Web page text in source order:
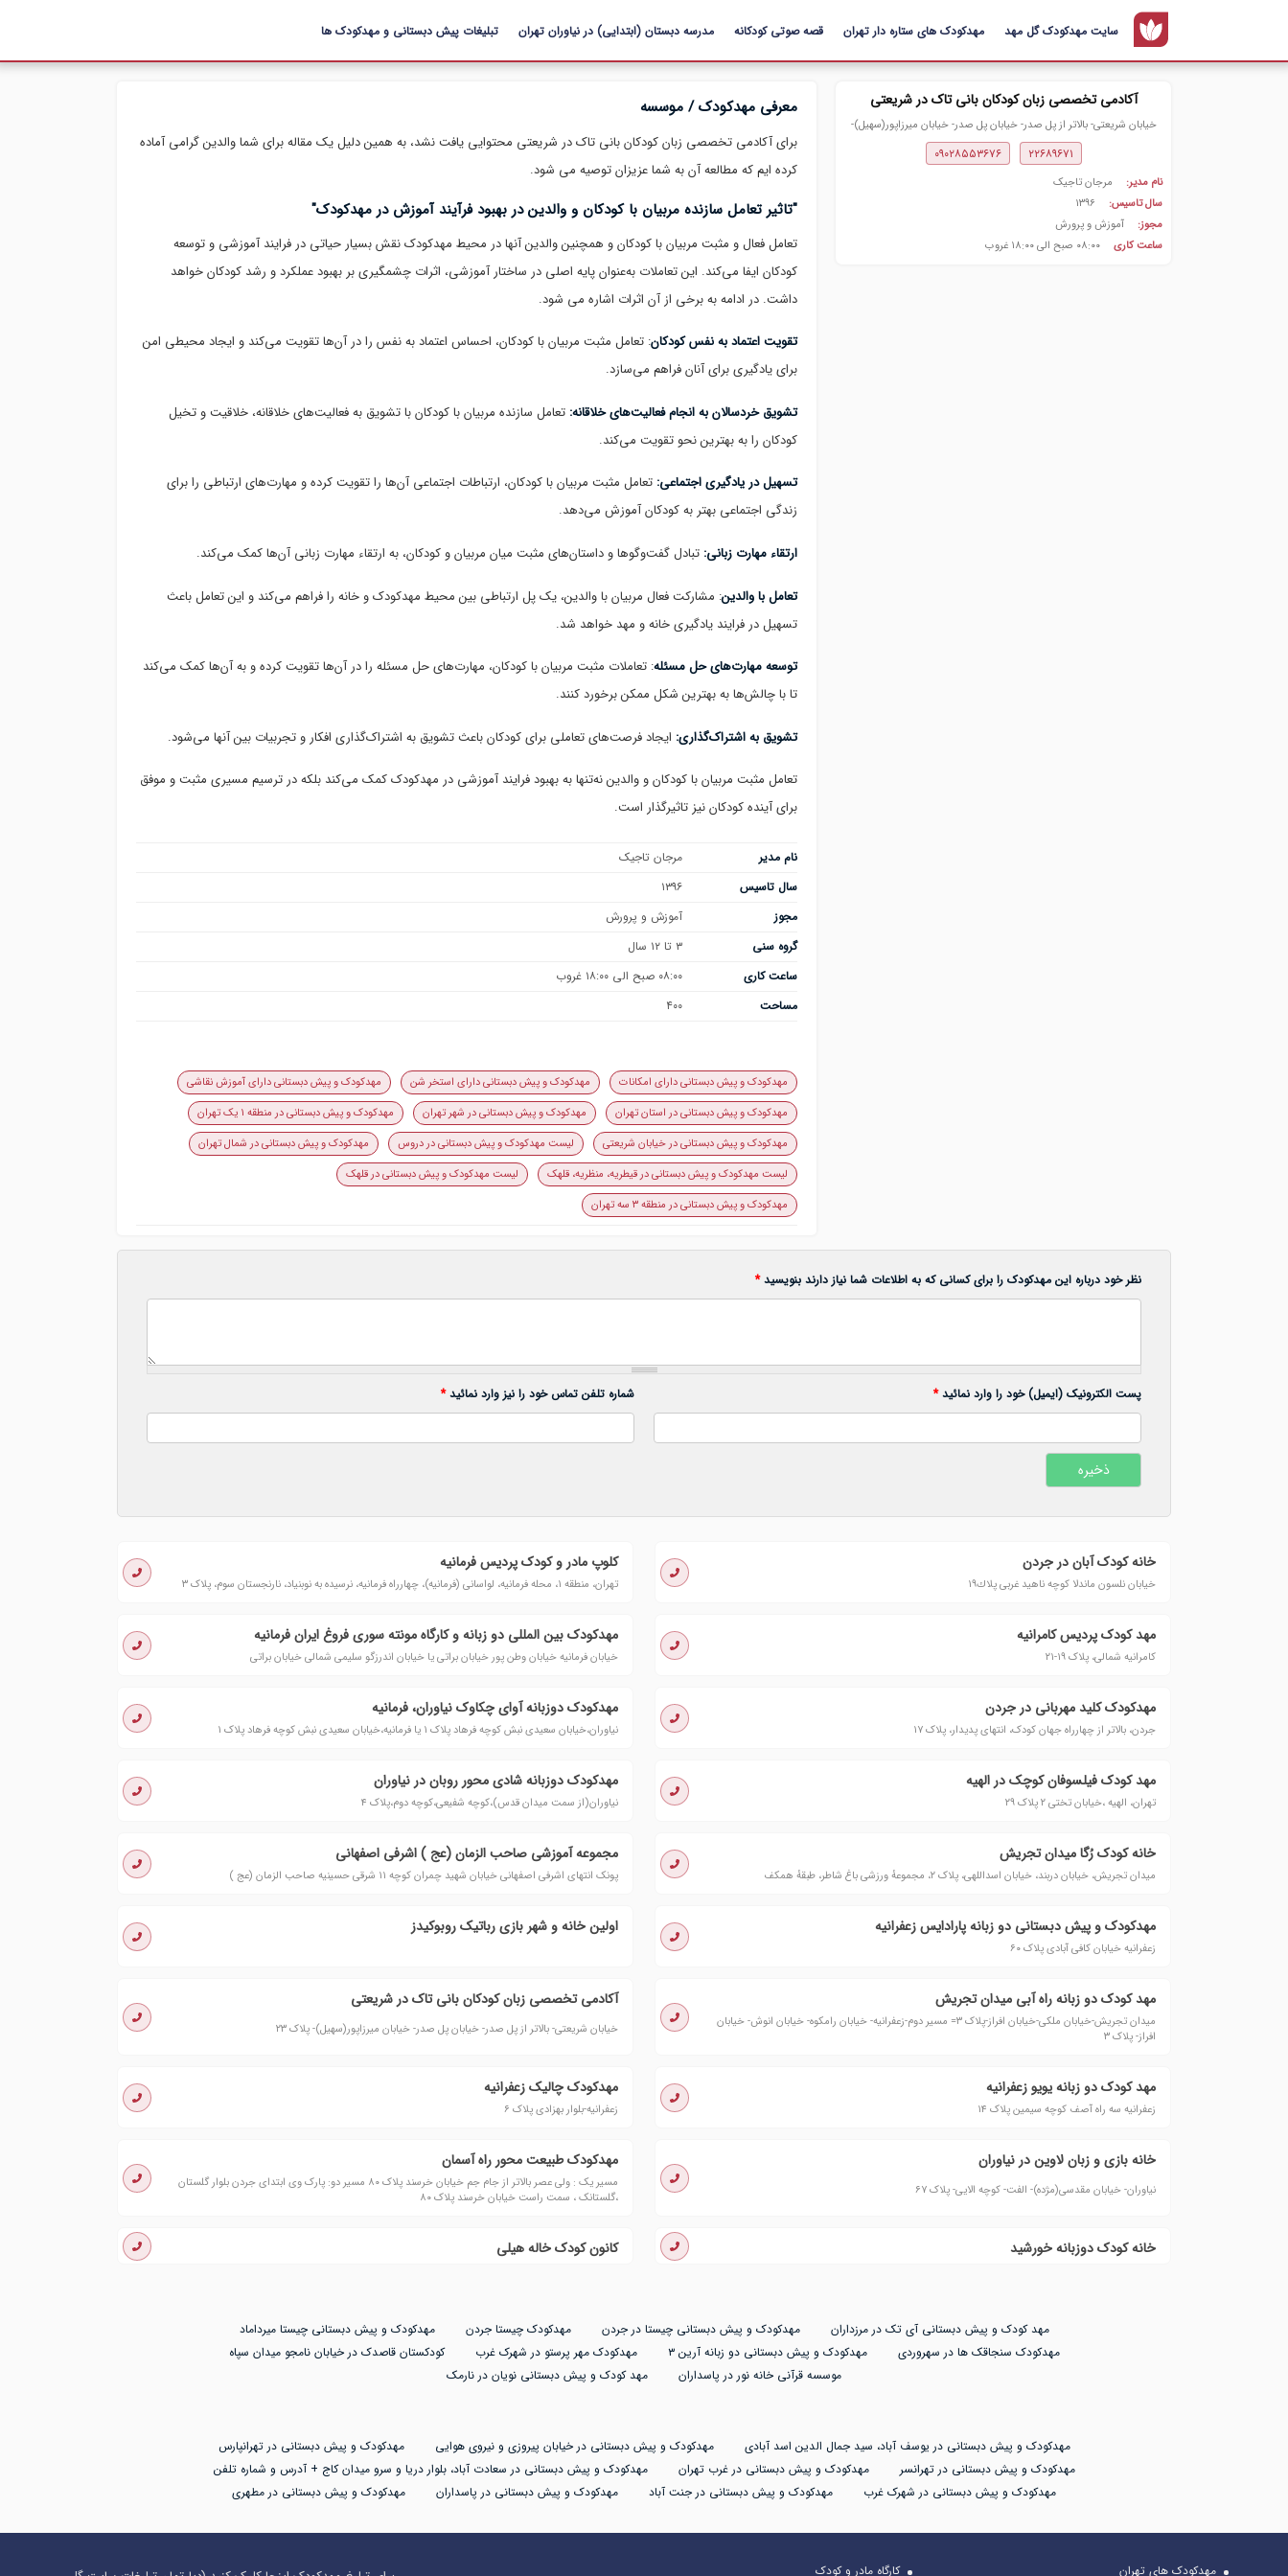
محتوای
سایت مهدکودک گل مهد مهدکودک های ستاره دار تهران قصه صوتی کودکانه مدرسه دبستان (ابتدایی) در نیاوران تهران تبلیغات پیش دبستانی و مهدکودک ها
آکادمی تخصصی زبان کودکان بانی تاک در شریعتی
خیابان شریعتی- بالاتر از پل صدر- خیابان پل صدر- خیابان میرزاپور(سهیل)-
پلاک ۲۳ ۲۲۶۸۹۶۷۱ ۰۹۰۲۸۵۵۳۶۷۶
نام مدیر:
مرجان تاجیک
سال تاسیس:
۱۳۹۶
مجوز:
آموزش و پرورش
ساعت کاری
۰۸:۰۰ صبح الی ۱۸:۰۰ غروب
معرفی مهدکودک / موسسه
برای آکادمی تخصصی زبان کودکان بانی تاک در شریعتی محتوایی یافت نشد، به همین دلیل یک مقاله برای شما والدین گرامی آماده
کرده ایم که مطالعه آن به شما عزیزان توصیه می شود.
"تاثیر تعامل سازنده مربیان با کودکان و والدین در بهبود فرآیند آموزش در مهدکودک"
تعامل فعال و مثبت مربیان با کودکان و همچنین والدین آنها در محیط مهدکودک نقش بسیار حیاتی در فرایند آموزشی و توسعه
کودکان ایفا می‌کند. این تعاملات به‌عنوان پایه اصلی در ساختار آموزشی، اثرات چشمگیری بر بهبود عملکرد و رشد کودکان خواهد
داشت. در ادامه به برخی از آن اثرات اشاره می شود.
تقویت اعتماد به نفس کودکان: تعامل مثبت مربیان با کودکان، احساس اعتماد به نفس را در آن‌ها تقویت می‌کند و ایجاد محیطی امن
برای یادگیری برای آنان فراهم می‌سازد.
تشویق خردسالان به انجام فعالیت‌های خلاقانه: تعامل سازنده مربیان با کودکان با تشویق به فعالیت‌های خلاقانه، خلاقیت و تخیل
کودکان را به بهترین نحو تقویت می‌کند.
تسهیل در یادگیری اجتماعی: تعامل مثبت مربیان با کودکان، ارتباطات اجتماعی آن‌ها را تقویت کرده و مهارت‌های ارتباطی را برای
زندگی اجتماعی بهتر به کودکان آموزش می‌دهد.
ارتقاء مهارت زبانی: تبادل گفت‌و‌گوها و داستان‌های مثبت میان مربیان و کودکان، به ارتقاء مهارت زبانی آن‌ها کمک می‌کند.
تعامل با والدین: مشارکت فعال مربیان با والدین، یک پل ارتباطی بین محیط مهدکودک و خانه را فراهم می‌کند و این تعامل باعث
تسهیل در فرایند یادگیری خانه و مهد خواهد شد.
توسعه مهارت‌های حل مسئله: تعاملات مثبت مربیان با کودکان، مهارت‌های حل مسئله را در آن‌ها تقویت کرده و به آن‌ها کمک می‌کند
تا با چالش‌ها به بهترین شکل ممکن برخورد کنند.
تشویق به اشتراک‌گذاری: ایجاد فرصت‌های تعاملی برای کودکان باعث تشویق به اشتراک‌گذاری افکار و تجربیات بین آنها می‌شود.
تعامل مثبت مربیان با کودکان و والدین نه‌تنها به بهبود فرایند آموزشی در مهدکودک کمک می‌کند بلکه در ترسیم مسیری مثبت و موفق
برای آینده کودکان نیز تاثیرگذار است.
نام مدیر
مرجان تاجیک
سال تاسیس
۱۳۹۶
مجوز
آموزش و پرورش
گروه سنی
۳ تا ۱۲ سال
ساعت کاری
۰۸:۰۰ صبح الی ۱۸:۰۰ غروب
مساحت
۴۰۰
مهدکودک و پیش دبستانی دارای امکانات مهدکودک و پیش دبستانی دارای استخر شن
مهدکودک و پیش دبستانی دارای آموزش نقاشی
مهدکودک و پیش دبستانی در استان تهران
مهدکودک و پیش دبستانی در شهر تهران
مهدکودک و پیش دبستانی در منطقه ۱ یک تهران
مهدکودک و پیش دبستانی در خیابان شریعتی
لیست مهدکودک و پیش دبستانی در دروس
مهدکودک و پیش دبستانی در شمال تهران
لیست مهدکودک و پیش دبستانی در قیطریه، منظریه، قلهک
لیست مهدکودک و پیش دبستانی در قلهک
مهدکودک و پیش دبستانی در منطقه ۳ سه تهران
نظر خود درباره این مهدکودک را برای کسانی که به اطلاعات شما نیاز دارند بنویسید*
پست الکترونیک (ایمیل) خود را وارد نمائید* شماره تلفن تماس خود را نیز وارد نمائید*
خانه کودک آبان در جردن
خيابان نلسون ماندلا كوچه ناهيد غربى پلاك١٩
کلوپ مادر و کودک پردیس فرمانیه
تهران، منطقه ۱، محله فرمانیه، لواسانی (فرمانیه)، چهارراه فرمانیه، نرسیده به نوبنیاد، نارنجستان سوم، پلاک ۳
مهد کودک پردیس کامرانیه
کامرانیه شمالی، پلاک ۱۹-۲۱
مهدکودک بین المللی دو زبانه و کارگاه مونته سوری فروغ ایران فرمانیه
خیابان فرمانیه خیابان وطن پور خیابان براتی یا خیابان اندرزگو سلیمی شمالی خیابان براتی
مهدکودک کلید مهربانی در جردن
جردن، بالاتر از چهارراه جهان کودک، انتهای پدیدار، پلاک ۱۷
مهدكودک دوزبانه آوای چکاوک نیاوران، فرمانیه
نیاوران،خیابان سعیدی نبش کوچه فرهاد پلاک ١ یا فرمانیه،خیابان سعیدی نبش کوچه فرهاد پلاک ١
مهد كودک فیلسوفان كوچک در الهیه
تهران، الهیه ،خیابان تختی ٢ پلاک ٢٩
مهدکودک دوزبانه شادی محور روبان در نیاوران
نیاوران(از سمت میدان قدس)،کوچه شفیعی،کوچه دوم،پلاک ۴
خانه کودک رُگا میدان تجریش
میدان تجریش، خیابان دربند، خیابان اسداللهی، پلاک ۲، مجموعهٔ ورزشی باغ شاطر، طبقهٔ همکف
مجموعه آموزشی صاحب الزمان (عج ) اشرفی اصفهانی
پونک انتهای اشرفی اصفهانی خیابان شهید چمران کوچه ۱۱ شرقی حسینیه صاحب الزمان (عج )
مهدکودک و پیش دبستانی دو زبانه پارادایس زعفرانیه
زعفرانیه خیابان کافی آبادی پلاک ۶۰
اولین خانه و شهر بازی رباتیک روبوکیدز
مهد کودک دو زبانه راه آبی میدان تجریش
میدان تجریش-خیابان ملکی-خیابان افراز-پلاک ۳= مسیر دوم-زعفرانیه- خیابان رامکوه- خیابان انوش- خیابان
افراز- پلاک ۳
آکادمی تخصصی زبان کودکان بانی تاک در شریعتی
خیابان شریعتی- بالاتر از پل صدر- خیابان پل صدر- خیابان میرزاپور(سهیل)- پلاک ۲۳
مهد کودک دو زبانه یویو زعفرانیه
زعفرانیه سه راه آصف کوچه سیمین پلاک ۱۴
مهدکودک چالیک زعفرانیه
زعفرانیه-بلوار بهزادی پلاک ۶
خانه بازی و زبان لاوین در نیاوران
نیاوران- خیابان مقدسی(مژده)- الفت- کوچه الایی- پلاک ۶۷
مهدکودک طبیعت محور راه آسمان
مسیر یک : ولی عصر بالاتر از جام جم خیابان خرسند پلاک ۸۰ مسیر دو: پارک وی ابتدای جردن بلوار گلستان
،گلستانک ، سمت راست خیابان خرسند پلاک ۸۰
خانه کودک دوزبانه خورشید کانون کودک خاله هیلی
مهد کودک و پیش دبستانی آی تک در مرزداران مهدکودک و پیش دبستانی چیستا در جردن مهدکودک چیستا جردن
مهدکودک و پیش دبستانی چیستا میرداماد
مهدکودک سنجاقک ها در سهروردی
مهدکودک و پیش دبستانی دو زبانه آرین ۳ مهدکودک مهر پرستو در شهرک غرب
کودکستان قاصدک در خیابان نامجو میدان سپاه
موسسه قرآنی خانه نور در پاسداران
مهد کودک و پیش دبستانی نویان در نارمک
مهدکودک و پیش دبستانی در یوسف آباد، سید جمال الدین اسد آبادی مهدکودک و پیش دبستانی در خیابان پیروزی و نیروی هوایی
مهدکودک و پیش دبستانی در تهرانپارس
مهدکودک و پیش دبستانی در تهرانسر
مهدکودک و پیش دبستانی در غرب تهران
مهدکودک و پیش دبستانی در سعادت آباد، بلوار دریا و سرو میدان کاج + آدرس و شماره تلفن
مهدکودک و پیش دبستانی در شهرک غرب
مهدکودک و پیش دبستانی در جنت آباد مهدکودک و پیش دبستانی در پاسداران مهدکودک و پیش دبستانی در مطهری
مهدکودک های تهران کارگاه مادر و کودک